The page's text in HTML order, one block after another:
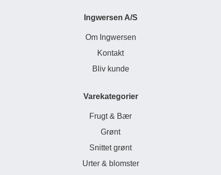
Ingwersen A/S
Om Ingwersen
Kontakt
Bliv kunde
Varekategorier
Frugt & Bær
Grønt
Snittet grønt
Urter & blomster